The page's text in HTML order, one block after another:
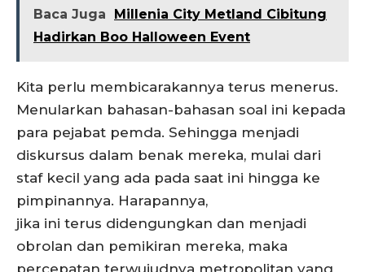
Baca Juga
Millenia City Metland Cibitung
Hadirkan Boo Halloween Event
Kita perlu membicarakannya terus menerus.
Menularkan bahasan-bahasan soal ini kepada
para pejabat pemda. Sehingga menjadi
diskursus dalam benak mereka, mulai dari
staf kecil yang ada pada saat ini hingga ke
pimpinannya. Harapannya,
jika ini terus didengungkan dan menjadi
obrolan dan pemikiran mereka, maka
percepatan terwujudnya metropolitan yang